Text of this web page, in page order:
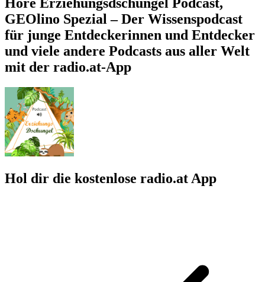
GEOlino Spezial – Der Wissenspodcast
für junge Entdeckerinnen und Entdecker
und viele andere Podcasts aus aller Welt
mit der radio.at-App
Hol dir die kostenlose radio.at App